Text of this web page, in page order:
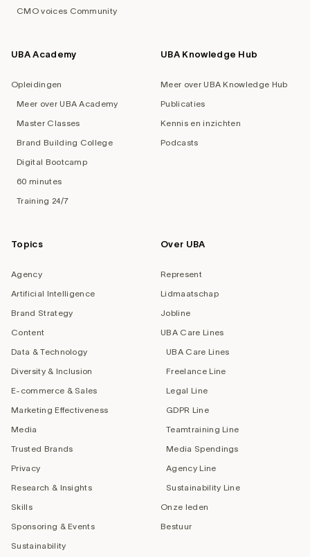
CMO voices Community
UBA Academy
Opleidingen
Meer over UBA Academy
Master Classes
Brand Building College
Digital Bootcamp
60 minutes
Training 24/7
UBA Knowledge Hub
Meer over UBA Knowledge Hub
Publicaties
Kennis en inzichten
Podcasts
Topics
Agency
Artificial Intelligence
Brand Strategy
Content
Data & Technology
Diversity & Inclusion
E-commerce & Sales
Marketing Effectiveness
Media
Trusted Brands
Privacy
Research & Insights
Skills
Sponsoring & Events
Sustainability
Over UBA
Represent
Lidmaatschap
Jobline
UBA Care Lines
UBA Care Lines
Freelance Line
Legal Line
GDPR Line
Teamtraining Line
Media Spendings
Agency Line
Sustainability Line
Onze leden
Bestuur